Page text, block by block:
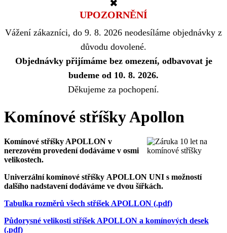
✖
UPOZORNĚNÍ
Vážení zákazníci, do 9. 8. 2026 neodesíláme objednávky z
důvodu dovolené.
Objednávky přijímáme bez omezení, odbavovat je
budeme od 10. 8. 2026.
Děkujeme za pochopení.
Komínové stříšky Apollon
Komínové stříšky APOLLON v
nerezovém provedení dodáváme v osmi
velikostech.
Univerzální komínové stříšky APOLLON UNI s možností
dalšího nadstavení dodáváme ve dvou šířkách.
Tabulka rozměrů všech stříšek APOLLON (.pdf)
Půdorysné velikosti stříšek APOLLON a komínových desek
(.pdf)